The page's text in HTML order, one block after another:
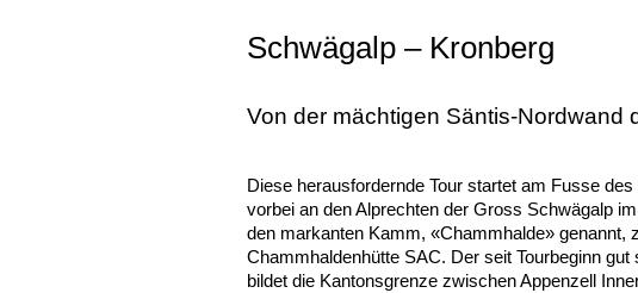
Schwägalp – Kronberg
Von der mächtigen Säntis-Nordwand
Diese herausfordernde Tour startet am Fusse
vorbei an den Alprechten der Gross Schwägalp
den markanten Kamm, «Chammhalde» genannt,
Chammhaldenhütte SAC. Der seit Tourbeginn gut
bildet die Kantonsgrenze zwischen Appenzell